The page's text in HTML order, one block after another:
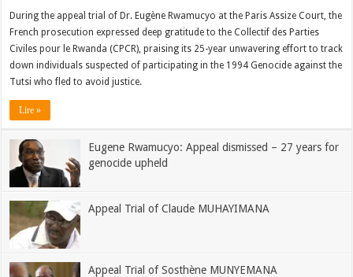
During the appeal trial of Dr. Eugène Rwamucyo at the Paris Assize Court, the
French prosecution expressed deep gratitude to the Collectif des Parties
Civiles pour le Rwanda (CPCR), praising its 25-year unwavering effort to track
down individuals suspected of participating in the 1994 Genocide against the
Tutsi who fled to avoid justice.
Lire »
Eugene Rwamucyo: Appeal dismissed – 27 years for
genocide upheld
Appeal Trial of Claude MUHAYIMANA
Appeal Trial of Sosthène MUNYEMANA